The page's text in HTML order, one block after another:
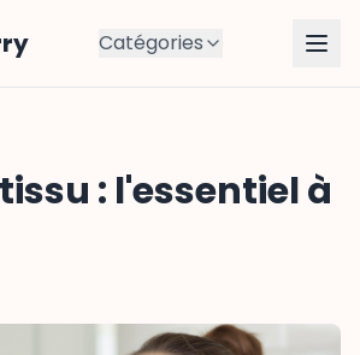
Catégories
: l'essentiel à